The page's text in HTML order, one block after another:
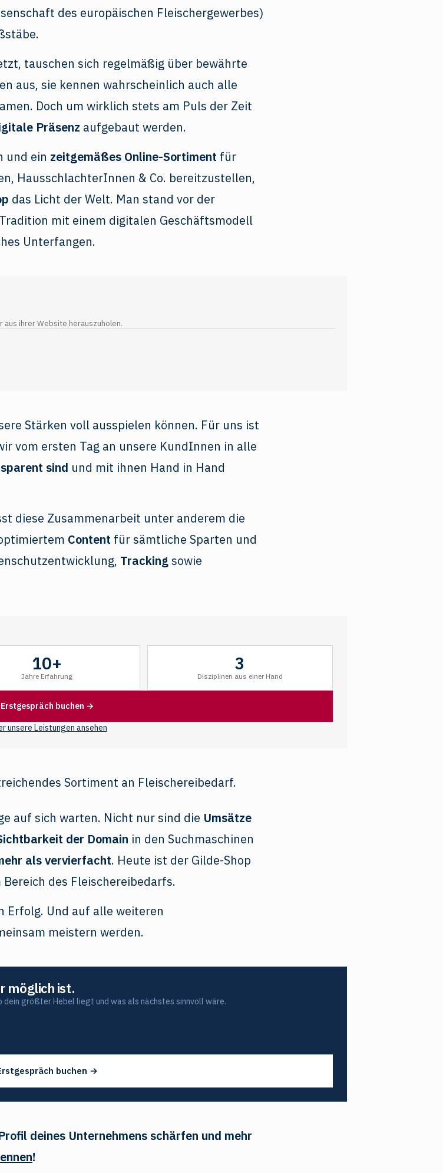
des europäischen Fleischergewerbes)
tauschen sich regelmäßig über bewährte
aus, sie kennen wahrscheinlich auch alle
Doch um wirklich stets am Puls der Zeit
Präsenz aufgebaut werden.
und ein zeitgemäßes Online-Sortiment für
HausschlachterInnen & Co. bereitzustellen,
das Licht der Welt. Man stand vor der
mit einem digitalen Geschäftsmodell
Unterfangen.
aus ihrer Website herauszuholen.
Stärken voll ausspielen können. Für uns ist
vom ersten Tag an unsere KundInnen in alle
sind und mit ihnen Hand in Hand
diese Zusammenarbeit unter anderem die
Content für sämtliche Sparten und
Trackingsowie
10+
Jahre Erfahrung
3
Disziplinen aus einer Hand
Erstgespräch buchen →
unsere Leistungen ansehen
auf sich warten. Nicht nur sind die Umsätze
der Domain in den Suchmaschinen
als vervierfacht. Heute ist der Gilde-Shop
des Fleischereibedarfs.
Erfolg. Und auf alle weiteren
meistern werden.
möglich ist.
größter Hebel liegt und was als nächstes sinnvoll wäre.
buchen →
deines Unternehmens schärfen und mehr
!